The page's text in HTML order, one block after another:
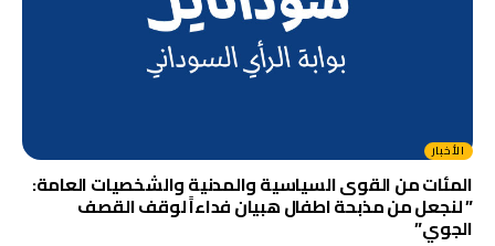
الأخبار
المئات من القوى السياسية والمدنية والشخصيات العامة:
” لنجعل من مذبحة اطفال هبيان فداءاً لوقف القصف
الجوي”